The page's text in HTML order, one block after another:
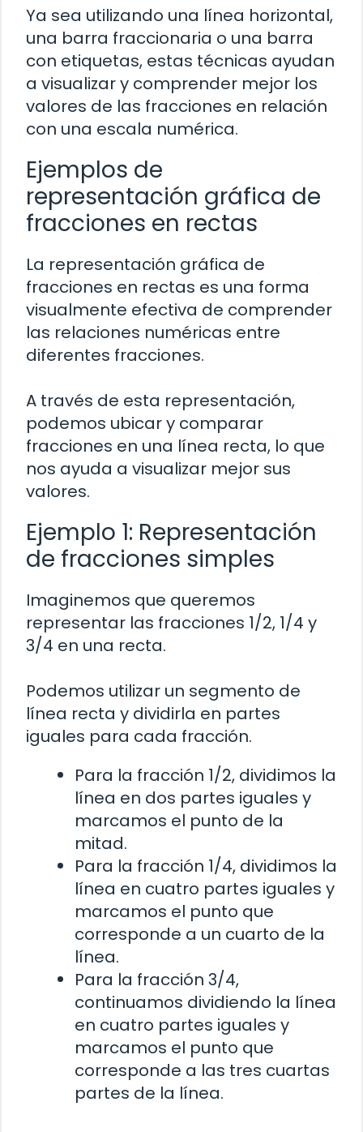
Ya sea utilizando una línea horizontal,
una barra fraccionaria o una barra
con etiquetas, estas técnicas ayudan
a visualizar y comprender mejor los
valores de las fracciones en relación
con una escala numérica.
Ejemplos de
representación gráfica de
fracciones en rectas
La representación gráfica de
fracciones en rectas es una forma
visualmente efectiva de comprender
las relaciones numéricas entre
diferentes fracciones.
A través de esta representación,
podemos ubicar y comparar
fracciones en una línea recta, lo que
nos ayuda a visualizar mejor sus
valores.
Ejemplo 1: Representación
de fracciones simples
Imaginemos que queremos
representar las fracciones 1/2, 1/4 y
3/4 en una recta.
Podemos utilizar un segmento de
línea recta y dividirla en partes
iguales para cada fracción.
Para la fracción 1/2, dividimos la
línea en dos partes iguales y
marcamos el punto de la
mitad.
Para la fracción 1/4, dividimos la
línea en cuatro partes iguales y
marcamos el punto que
corresponde a un cuarto de la
línea.
Para la fracción 3/4,
continuamos dividiendo la línea
en cuatro partes iguales y
marcamos el punto que
corresponde a las tres cuartas
partes de la línea.